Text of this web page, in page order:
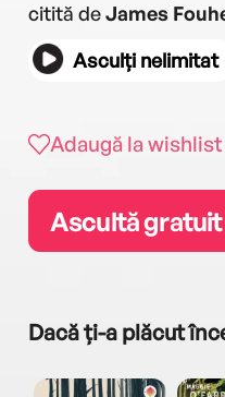
citită deJames
Asculți nelimitat
Adaugă la wishlist
Ascultă gratuit
Dacă ți-a plăcut